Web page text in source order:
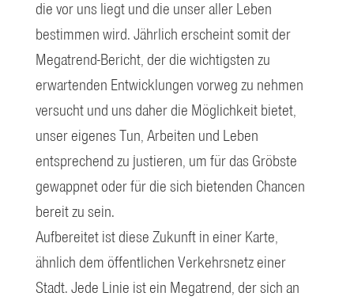
die vor uns liegt und die unser aller Leben
bestimmen wird. Jährlich erscheint somit der
Megatrend-Bericht, der die wichtigsten zu
erwartenden Entwicklungen vorweg zu nehmen
versucht und uns daher die Möglichkeit bietet,
unser eigenes Tun, Arbeiten und Leben
entsprechend zu justieren, um für das Gröbste
gewappnet oder für die sich bietenden Chancen
bereit zu sein.
Aufbereitet ist diese Zukunft in einer Karte,
ähnlich dem öffentlichen Verkehrsnetz einer
Stadt. Jede Linie ist ein Megatrend, der sich an